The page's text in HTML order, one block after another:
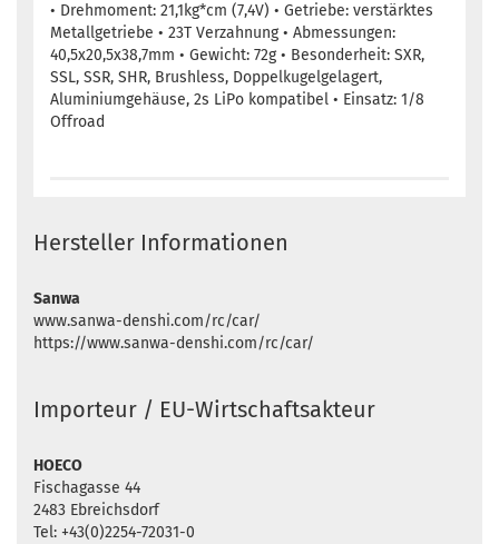
• Drehmoment: 21,1kg*cm (7,4V) • Getriebe: verstärktes
Metallgetriebe • 23T Verzahnung • Abmessungen:
40,5x20,5x38,7mm • Gewicht: 72g • Besonderheit: SXR,
SSL, SSR, SHR, Brushless, Doppelkugelgelagert,
Aluminiumgehäuse, 2s LiPo kompatibel • Einsatz: 1/8
Hersteller Informationen
Sanwa
www.sanwa-denshi.com/rc/car/
https://www.sanwa-denshi.com/rc/car/
Importeur / EU-Wirtschaftsakteur
HOECO
Fischagasse 44
2483 Ebreichsdorf
Tel: +43(0)2254-72031-0